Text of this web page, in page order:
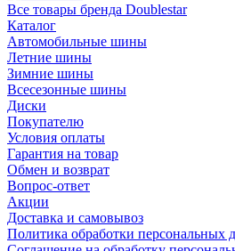
Все товары бренда Doublestar
Каталог
Автомобильные шины
Летние шины
Зимние шины
Всесезонные шины
Диски
Покупателю
Условия оплаты
Гарантия на товар
Обмен и возврат
Вопрос-ответ
Акции
Доставка и самовывоз
Политика обработки персональных